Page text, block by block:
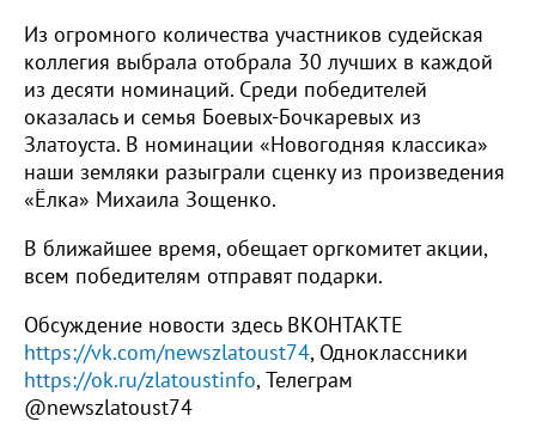
Из огромного количества участников судейская
коллегия выбрала отобрала 30 лучших в каждой
из десяти номинаций. Среди победителей
оказалась и семья Боевых-Бочкаревых из
Златоуста. В номинации «Новогодняя классика»
наши земляки разыграли сценку из произведения
«Ёлка» Михаила Зощенко.
В ближайшее время, обещает оргкомитет акции,
всем победителям отправят подарки.
Обсуждение новости здесь ВКОНТАКТЕ
https://vk.com/newszlatoust74, Одноклассники
https://ok.ru/zlatoustinfo, Телеграм
@newszlatoust74